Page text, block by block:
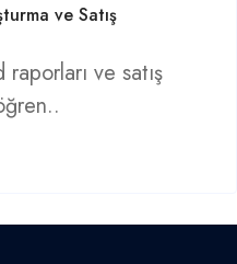
ve Satış
ve satış